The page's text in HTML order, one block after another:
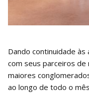
Dando continuidade
com seus parceiros de
maiores
ao longo de todo o